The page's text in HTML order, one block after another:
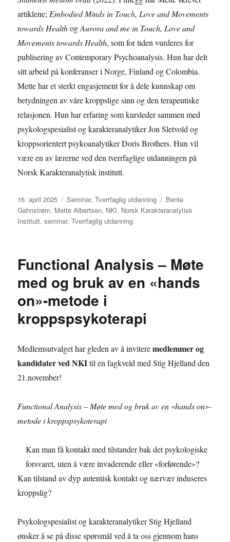
artiklene; Embodied Minds in Touch, Love and Movements
towards HealthogAurora and me in Touch, Love and
Movements towards Health, som for tiden vurderes for
publisering av Contemporary Psychoanalysis. Hun har delt
sitt arbeid på konferanser i Norge, Finland og Colombia.
Mette har et sterkt engasjement for å dele kunnskap om
betydningen av våre kroppslige sinn og den terapeutiske
relasjonen. Hun har erfaring som kursleder sammen med
psykologspesialist og karakteranalytiker Jon Sletvold og
kroppsorientert psykoanalytiker Doris Brothers. Hun vil
være en av lærerne ved den tverrfaglige utdanningen på
Norsk Karakteranalytisk institutt.
Publisert
16. april 2025 Kategorier
Seminar,Tverrfaglig utdanning Stikkord
Bente
Gahnstrøm, Mette Albertsen, NKI, Norsk Karakteranalytisk
Institutt,seminar,Tverrfaglig utdanning
Functional Analysis – Møte
med og bruk av en «hands
on»-metode i
kroppspsykoterapi
Medlemsutvalget har gleden av å inviteremedlemmer og
kandidater ved NKItil en fagkveld med Stig Hjelland den
21.november!
Functional Analysis – Møte med og bruk av en «hands on»-
metode i kroppspsykoterapi
Kan man få kontakt med tilstander bak det psykologiske
forsvaret, uten å være invaderende eller «forførende»?
Kan tilstand av dyp autentisk kontakt og nærvær induseres
kroppslig?
Psykologspesialist og karakteranalytiker Stig Hjelland
ønsker å se på disse spørsmål ved å ta oss gjennom hans